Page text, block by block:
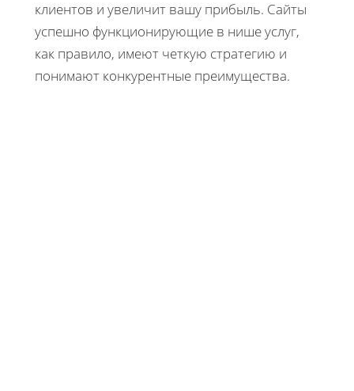
клиентов и увеличит вашу прибыль. Сайты
успешно функционирующие в нише услуг,
как правило, имеют четкую стратегию и
понимают конкурентные преимущества.